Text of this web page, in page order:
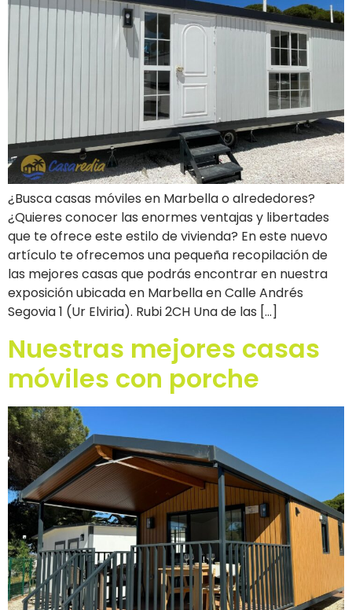
¿Busca casas móviles en Marbella o alrededores?
¿Quieres conocer las enormes ventajas y libertades
que te ofrece este estilo de vivienda? En este nuevo
artículo te ofrecemos una pequeña recopilación de
las mejores casas que podrás encontrar en nuestra
exposición ubicada en Marbella en Calle Andrés
Segovia 1 (Ur Elviria). Rubi 2CH Una de las […]
Nuestras mejores casas
móviles con porche